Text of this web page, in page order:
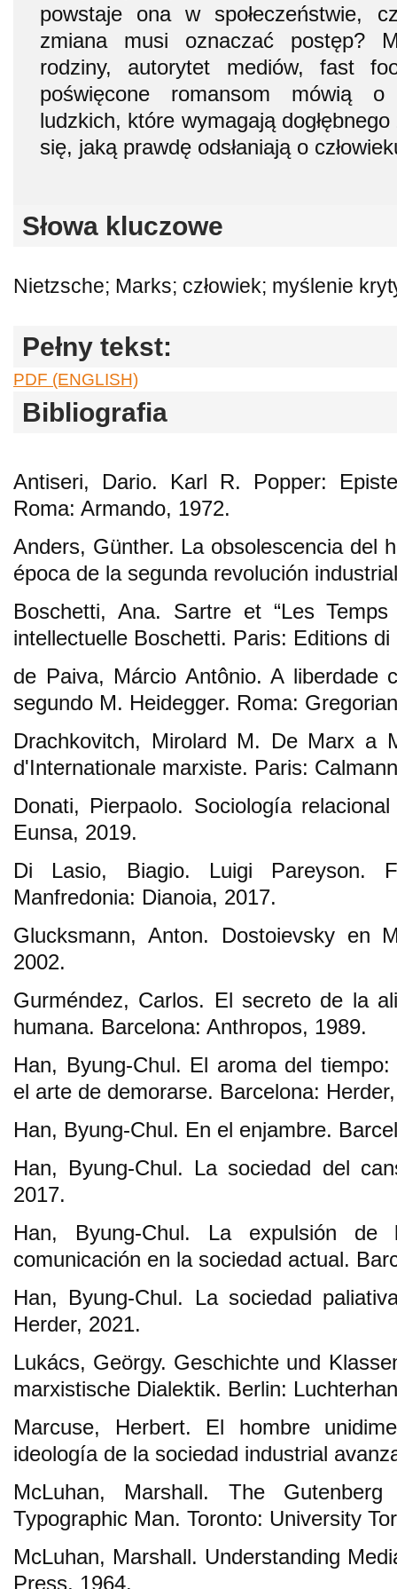
powstaje ona w społeczeństwie,
zmiana musi oznaczać postęp?
rodziny, autorytet mediów, fast
poświęcone romansom mówią o
ludzkich, które wymagają
się, jaką prawdę odsłaniają o
Słowa kluczowe
Nietzsche; Marks; człowiek; myślenie
Pełny tekst:
PDF (ENGLISH)
Bibliografia
Antiseri, Dario. Karl R. Popper:
Roma: Armando, 1972.
Anders, Günther. La obsolescencia del
época de la segunda revolución
Boschetti, Ana. Sartre et “Les
intellectuelle Boschetti. Paris: Editions
de Paiva, Márcio Antônio. A liberdade
segundo M. Heidegger. Roma:
Drachkovitch, Mirolard M. De Marx a
d'Internationale marxiste. Paris:
Donati, Pierpaolo. Sociología
Eunsa, 2019.
Di Lasio, Biagio. Luigi Pareyson.
Manfredonia: Dianoia, 2017.
Glucksmann, Anton. Dostoievsky en
2002.
Gurméndez, Carlos. El secreto de la
humana. Barcelona: Anthropos, 1989.
Han, Byung-Chul. El aroma del
el arte de demorarse. Barcelona:
Han, Byung-Chul. En el enjambre.
Han, Byung-Chul. La sociedad del
2017.
Han, Byung-Chul. La expulsión de
comunicación en la sociedad actual.
Han, Byung-Chul. La sociedad
Herder, 2021.
Lukács, Geörgy. Geschichte und
marxistische Dialektik. Berlin:
Marcuse, Herbert. El hombre
ideología de la sociedad industrial
McLuhan, Marshall. The
Typographic Man. Toronto: University
McLuhan, Marshall. Understanding
Press, 1964.